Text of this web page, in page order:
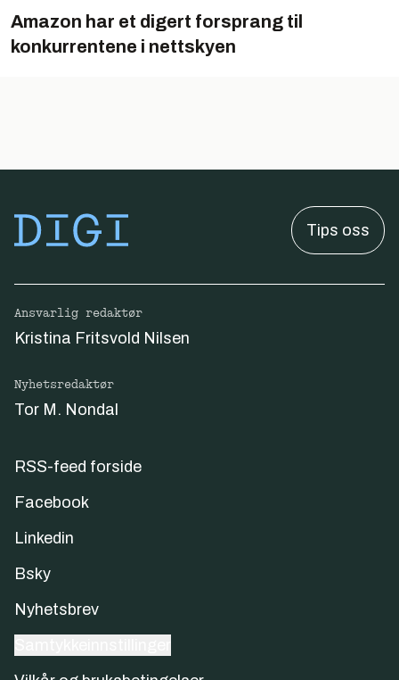
Amazon har et digert forsprang til
konkurrentene i nettskyen
Tips oss
Ansvarlig redaktør
Kristina Fritsvold Nilsen
Nyhetsredaktør
Tor M. Nondal
RSS-feed forside
Facebook
Linkedin
Bsky
Nyhetsbrev